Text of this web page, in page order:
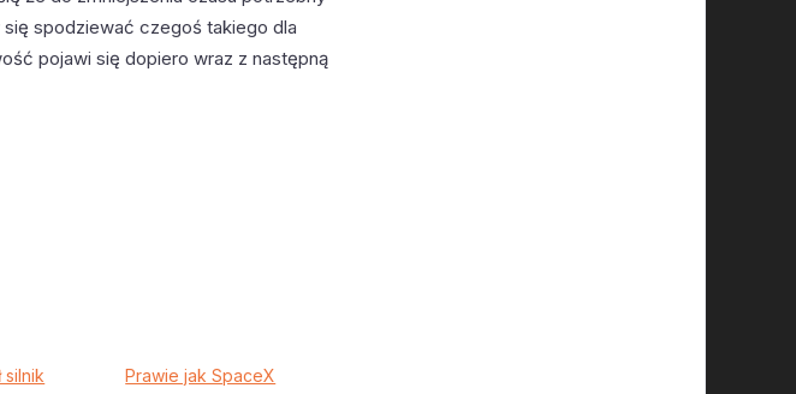
spodziewać czegoś takiego dla
pojawi się dopiero wraz z następną
silnik Prawie jak SpaceX